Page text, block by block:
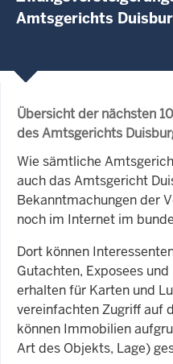
Amtsgerichts
Übersicht der nächsten
des Amtsgerichts
Wie sämtliche
auch das Amtsgericht
Bekanntmachungen der
noch im Internet im
Dort können
Gutachten, Exposees
erhalten für Karten und
vereinfachten Zugriff auf
können Immobilien
Art des Objekts, Lage)